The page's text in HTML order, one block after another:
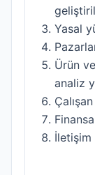
Yasal
Ürün
analiz